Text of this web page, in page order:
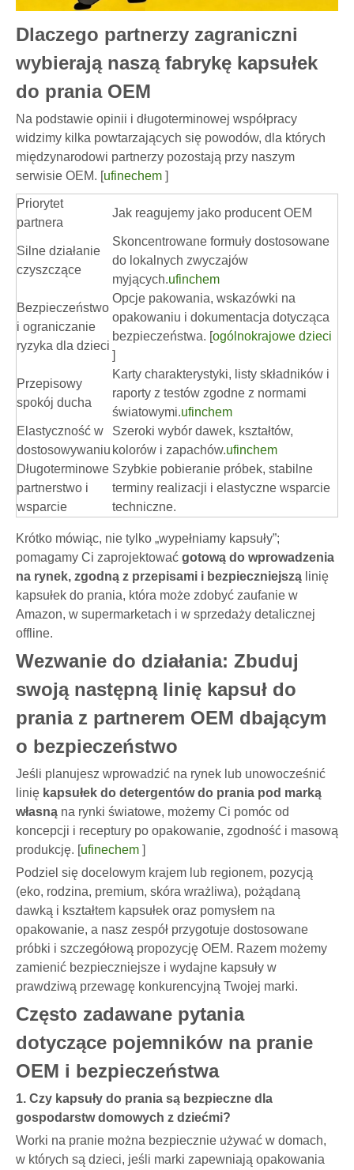
Dlaczego partnerzy zagraniczni
wybierają naszą fabrykę kapsułek
do prania OEM
Na podstawie opinii i długoterminowej współpracy
widzimy kilka powtarzających się powodów, dla których
międzynarodowi partnerzy pozostają przy naszym
serwisie OEM. [ufinechem ]
Priorytet
partnera
Jak reagujemy jako producent OEM
Silne działanie
czyszczące
Skoncentrowane formuły dostosowane
do lokalnych zwyczajów
myjących.ufinchem
Bezpieczeństwo
i ograniczanie
ryzyka dla dzieci
Opcje pakowania, wskazówki na
opakowaniu i dokumentacja dotycząca
bezpieczeństwa. [ogólnokrajowe dzieci
]
Przepisowy
spokój ducha
Karty charakterystyki, listy składników i
raporty z testów zgodne z normami
światowymi.ufinchem
Elastyczność w
dostosowywaniu
Szeroki wybór dawek, kształtów,
kolorów i zapachów.ufinchem
Długoterminowe
partnerstwo i
wsparcie
Szybkie pobieranie próbek, stabilne
terminy realizacji i elastyczne wsparcie
techniczne.
Krótko mówiąc, nie tylko „wypełniamy kapsuły”;
pomagamy Ci zaprojektować gotową do wprowadzenia
na rynek, zgodną z przepisami i bezpieczniejszą linię
kapsułek do prania, która może zdobyć zaufanie w
Amazon, w supermarketach i w sprzedaży detalicznej
offline.
Wezwanie do działania: Zbuduj
swoją następną linię kapsuł do
prania z partnerem OEM dbającym
o bezpieczeństwo
Jeśli planujesz wprowadzić na rynek lub unowocześnić
linię kapsułek do detergentów do prania pod marką
własną na rynki światowe, możemy Ci pomóc od
koncepcji i receptury po opakowanie, zgodność i masową
produkcję. [ufinechem ]
Podziel się docelowym krajem lub regionem, pozycją
(eko, rodzina, premium, skóra wrażliwa), pożądaną
dawką i kształtem kapsułek oraz pomysłem na
opakowanie, a nasz zespół przygotuje dostosowane
próbki i szczegółową propozycję OEM. Razem możemy
zamienić bezpieczniejsze i wydajne kapsuły w
prawdziwą przewagę konkurencyjną Twojej marki.
Często zadawane pytania
dotyczące pojemników na pranie
OEM i bezpieczeństwa
1. Czy kapsuły do ​​prania są bezpieczne dla
gospodarstw domowych z dziećmi?
Worki na pranie można bezpiecznie używać w domach,
w których są dzieci, jeśli marki zapewniają opakowania